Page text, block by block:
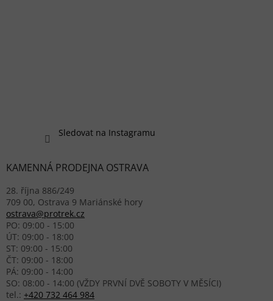
Sledovat na Instagramu
KAMENNÁ PRODEJNA OSTRAVA
28. října 886/249
709 00, Ostrava 9 Mariánské hory
ostrava@protrek.cz
PO: 09:00 - 15:00
ÚT: 09:00 - 18:00
ST: 09:00 - 15:00
ČT: 09:00 - 18:00
PÁ: 09:00 - 14:00
SO: 08:00 - 14:00 (VŽDY PRVNÍ DVĚ SOBOTY V MĚSÍCI)
tel.: +420 732 464 984